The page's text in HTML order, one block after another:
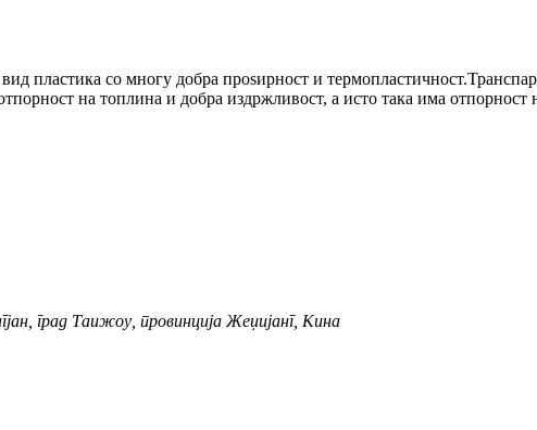
пластика со многу добра проѕирност и
на топлина и добра издржливост, а исто така има отпорност
град Таижоу, провинција Жеџијанг, Кина